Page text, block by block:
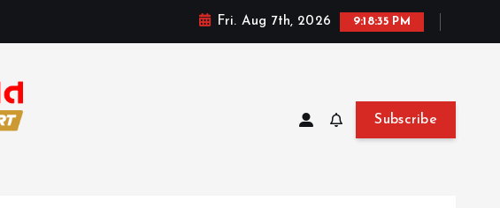
Fri. Aug 7th, 2026 9:18:36 PM
Subscribe